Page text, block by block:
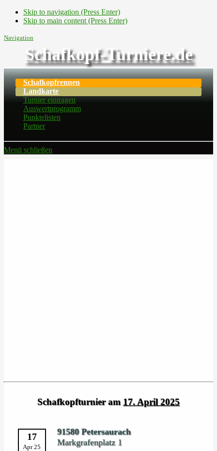
Skip to navigation (Press Enter)
Skip to main content (Press Enter)
Navigation
Schafkopf-Turniere.de
Schafkopfrennen
Landkarte
Turnier eintragen
Auswertprogramm
Punktelisten
Partner
Menü schließen
Schafkopfturnier am 17. April 2025
17
Apr 25
91580 Petersaurach
Markgrafenplatz 1